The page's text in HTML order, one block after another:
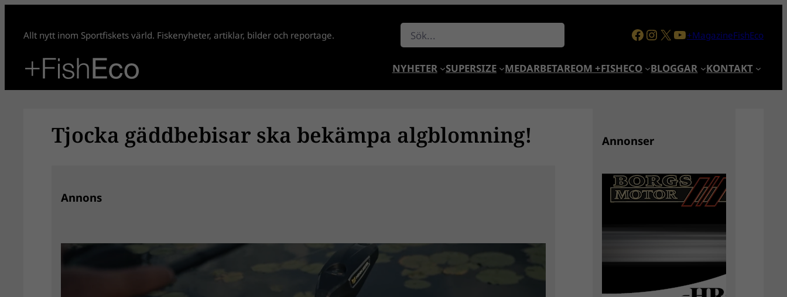
innehåll
Allt nytt inom Sportfiskets värld. Fiskenyheter, artiklar, bilder och reportage. Sök Facebook
Instagram
X YouTube
+MagazineFishEco
NYHETER SUPERSIZE MEDARBETAREOM +FISHECO BLOGGAR KONTAKT
Tjocka gäddbebisar ska bekämpa algblomning!
Annons
Annonser